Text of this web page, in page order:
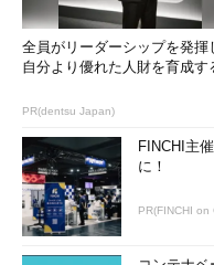
全員がリーダーシップを発揮
自分より優れた人財を育成す
PR(dentsu Japan)
FINCHI主
に！
PR(FINCHI on